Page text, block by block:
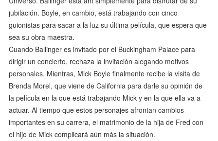
jubilación. Boyle, en cambio, está trabajando con cinco
guionistas para sacar a la luz su última película, que espera que
sea su obra maestra.
Cuando Ballinger es invitado por el Buckingham Palace para
dirigir un concierto, rechaza la invitación alegando motivos
personales. Mientras, Mick Boyle finalmente recibe la visita de
Brenda Morel, que viene de California para darle su opinión de
la película en la que está trabajando Mick y en la que ella va a
actuar. Al tiempo que estos personajes afrontan cambios
importantes en su carrera, el matrimonio de la hija de Fred con
el hijo de Mick complicará aún más la situación.